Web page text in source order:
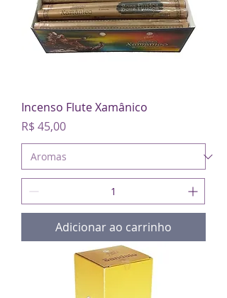
Incenso Flute Xamânico
Preço
R$ 45,00
Adicionar ao carrinho